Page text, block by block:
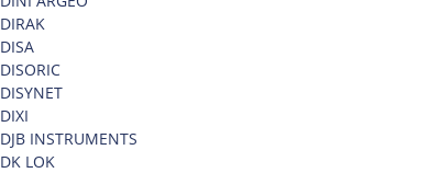
DIRAK
DISA
DISORIC
DISYNET
DIXI
DJB INSTRUMENTS
DK LOK